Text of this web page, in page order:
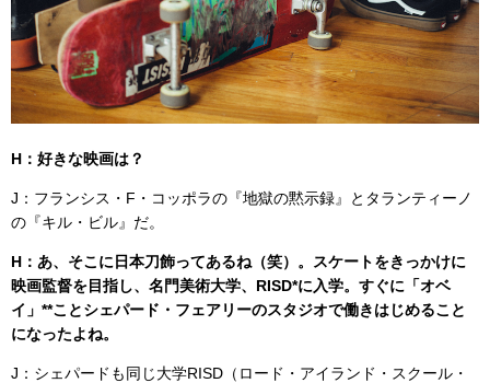
H：好きな映画は？
J：フランシス・F・コッポラの『地獄の黙示録』とタランティーノ
の『キル・ビル』だ。
H：あ、そこに日本刀飾ってあるね（笑）。スケートをきっかけに
映画監督を目指し、名門美術大学、RISD*に入学。すぐに「オベ
イ」**ことシェパード・フェアリーのスタジオで働きはじめること
になったよね。
J：シェパードも同じ大学RISD（ロード・アイランド・スクール・